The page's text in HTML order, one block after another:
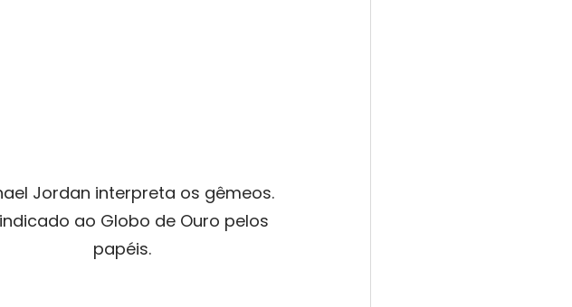
Jordan interpreta os gêmeos.
ao Globo de Ouro pelos
papéis.